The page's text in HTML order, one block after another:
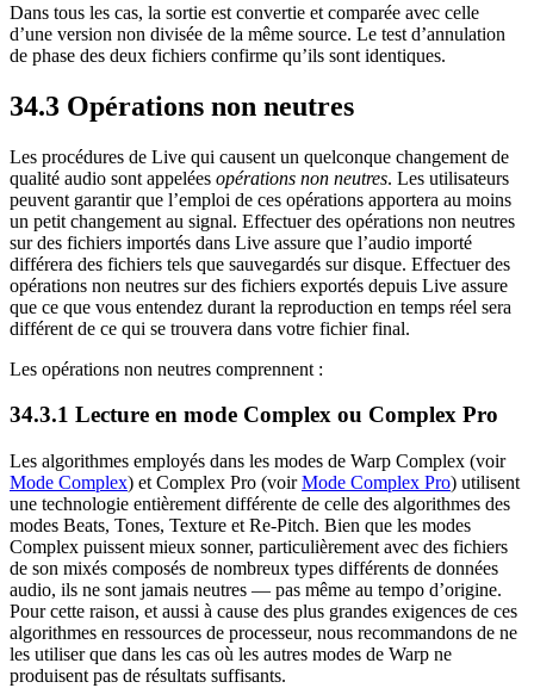
Dans tous les cas, la sortie est convertie et comparée avec celle
d’une version non divisée de la même source. Le test d’annulation
de phase des deux fichiers confirme qu’ils sont identiques.
34.3 Opérations non neutres
Les procédures de Live qui causent un quelconque changement de
qualité audio sont appelées opérations non neutres. Les utilisateurs
peuvent garantir que l’emploi de ces opérations apportera au moins
un petit changement au signal. Effectuer des opérations non neutres
sur des fichiers importés dans Live assure que l’audio importé
différera des fichiers tels que sauvegardés sur disque. Effectuer des
opérations non neutres sur des fichiers exportés depuis Live assure
que ce que vous entendez durant la reproduction en temps réel sera
différent de ce qui se trouvera dans votre fichier final.
Les opérations non neutres comprennent :
34.3.1 Lecture en mode Complex ou Complex Pro
Les algorithmes employés dans les modes de Warp Complex (voir
Mode Complex) et Complex Pro (voirMode Complex Pro) utilisent
une technologie entièrement différente de celle des algorithmes des
modes Beats, Tones, Texture et Re-Pitch. Bien que les modes
Complex puissent mieux sonner, particulièrement avec des fichiers
de son mixés composés de nombreux types différents de données
audio, ils ne sont jamais neutres — pas même au tempo d’origine.
Pour cette raison, et aussi à cause des plus grandes exigences de ces
algorithmes en ressources de processeur, nous recommandons de ne
les utiliser que dans les cas où les autres modes de Warp ne
produisent pas de résultats suffisants.